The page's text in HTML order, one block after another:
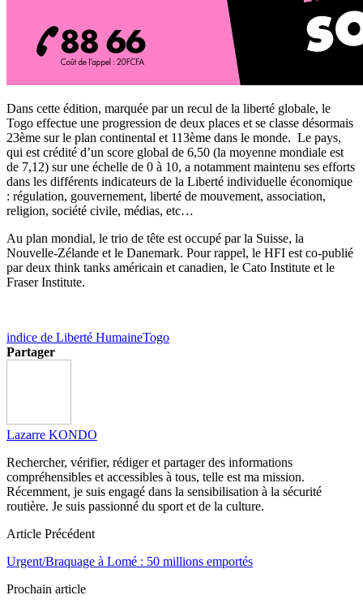
Dans cette édition, marquée par un recul de la liberté globale, le
Togo effectue une progression de deux places et se classe désormais
23ème sur le plan continental et 113ème dans le monde. Le pays,
qui est crédité d’un score global de 6,50 (la moyenne mondiale est
de 7,12) sur une échelle de 0 à 10, a notamment maintenu ses efforts
dans les différents indicateurs de la Liberté individuelle économique
: régulation, gouvernement, liberté de mouvement, association,
religion, société civile, médias, etc…
Au plan mondial, le trio de tête est occupé par la Suisse, la
Nouvelle-Zélande et le Danemark. Pour rappel, le HFI est co-publié
par deux think tanks américain et canadien, le Cato Institute et le
Fraser Institute.
indice de Liberté HumaineTogo
Partager
Lazarre KONDO
Rechercher, vérifier, rédiger et partager des informations
compréhensibles et accessibles à tous, telle est ma mission.
Récemment, je suis engagé dans la sensibilisation à la sécurité
routière. Je suis passionné du sport et de la culture.
Article Précédent
Urgent/Braquage à Lomé : 50 millions emportés
Prochain article